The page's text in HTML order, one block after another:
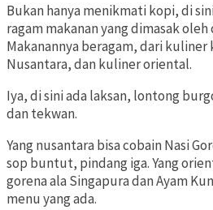
Bukan hanya menikmati kopi, di
ragam makanan yang dimasak
Makanannya beragam, dari
Nusantara, dan kuliner oriental.
Iya, di sini ada laksan, lontong
dan tekwan.
Yang nusantara bisa cobain Nasi
sop buntut, pindang iga. Yang
gorena ala Singapura dan Ayam
menu yang ada.